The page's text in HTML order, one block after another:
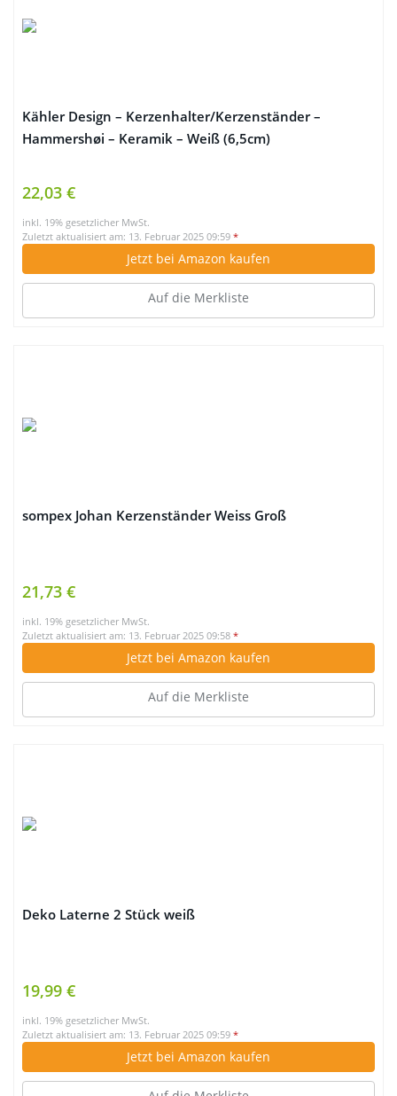
Kähler Design – Kerzenhalter/Kerzenständer –
Hammershøi – Keramik – Weiß (6,5cm)
22,03 €
inkl. 19% gesetzlicher MwSt.
Zuletzt aktualisiert am: 13. Februar 2025 09:59 *
Jetzt bei Amazon kaufen
Auf die Merkliste
sompex Johan Kerzenständer Weiss Groß
21,73 €
inkl. 19% gesetzlicher MwSt.
Zuletzt aktualisiert am: 13. Februar 2025 09:58 *
Jetzt bei Amazon kaufen
Auf die Merkliste
Deko Laterne 2 Stück weiß
19,99 €
inkl. 19% gesetzlicher MwSt.
Zuletzt aktualisiert am: 13. Februar 2025 09:59 *
Jetzt bei Amazon kaufen